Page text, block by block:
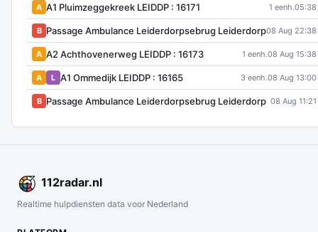
A A1 Pluimzeggekreek LEIDDP : 16171 1 eenh.05:38
B Passage Ambulance Leiderdorpsebrug Leiderdorp08 Aug 22:38
A A2 Achthovenerweg LEIDDP : 16173 1 eenh.08 Aug 15:38
A L A1 Ommedijk LEIDDP : 16165 3 eenh.08 Aug 13:00
B Passage Ambulance Leiderdorpsebrug Leiderdorp 08 Aug 11:21
112radar.nl
Realtime hulpdiensten data voor Nederland